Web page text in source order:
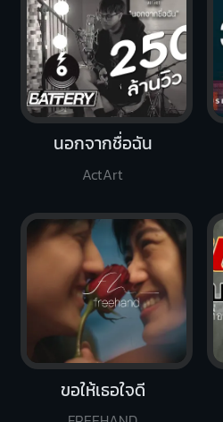
นอกจากชื่อฉัน
ActArt
ขอให้เธอใจดี